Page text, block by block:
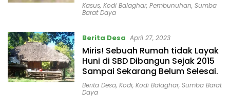
Kasus, Kodi Balaghar, Pembunuhan, Sumba
Barat Daya
Berita Desa April 27, 2023
Miris! Sebuah Rumah tidak Layak
Huni di SBD Dibangun Sejak 2015
Sampai Sekarang Belum Selesai.
Berita Desa, Kodi, Kodi Balaghar, Sumba Barat
Daya